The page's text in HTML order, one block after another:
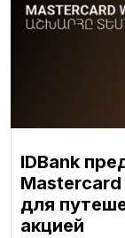
IDBank
для
акцией